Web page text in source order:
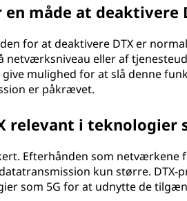
en måde at deaktivere
for at deaktivere DTX er
netværksniveau eller af
give mulighed for at slå denne
er påkrævet.
relevant i teknologier
Efterhånden som
kun større. DTX-
som 5G for at udnytte de